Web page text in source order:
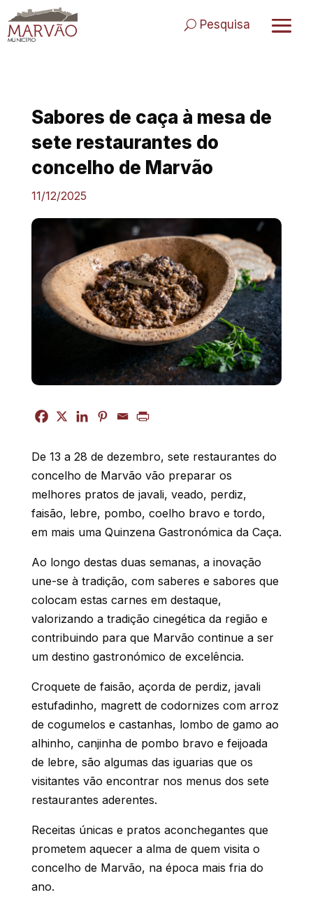
to
content
Pesquisa
Sabores de caça à mesa de
sete restaurantes do
concelho de Marvão
11/12/2025
De 13 a 28 de dezembro, sete restaurantes do
concelho de Marvão vão preparar os
melhores pratos de javali, veado, perdiz,
faisão, lebre, pombo, coelho bravo e tordo,
em mais uma Quinzena Gastronómica da Caça.
Ao longo destas duas semanas, a inovação
une-se à tradição, com saberes e sabores que
colocam estas carnes em destaque,
valorizando a tradição cinegética da região e
contribuindo para que Marvão continue a ser
um destino gastronómico de excelência.
Croquete de faisão, açorda de perdiz, javali
estufadinho, magrett de codornizes com arroz
de cogumelos e castanhas, lombo de gamo ao
alhinho, canjinha de pombo bravo e feijoada
de lebre, são algumas das iguarias que os
visitantes vão encontrar nos menus dos sete
restaurantes aderentes.
Receitas únicas e pratos aconchegantes que
prometem aquecer a alma de quem visita o
concelho de Marvão, na época mais fria do
ano.